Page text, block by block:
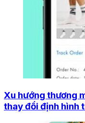
Xu hướng thương
thay đổi định hình